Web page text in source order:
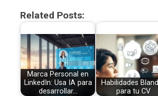
Related Posts:
Marca Personal en
LinkedIn: Usa IA para
desarrollar…
Habilidades
para tu CV